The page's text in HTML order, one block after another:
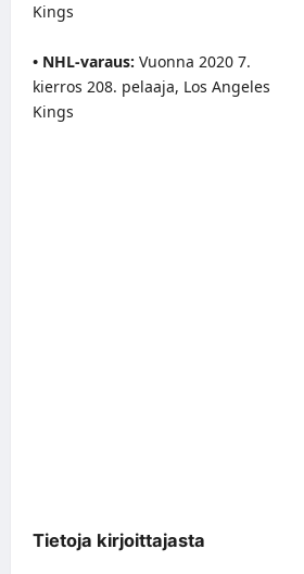
Kings
• NHL-varaus: Vuonna 2020 7.
kierros 208. pelaaja, Los Angeles
Kings
Tietoja kirjoittajasta